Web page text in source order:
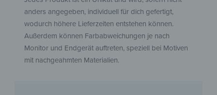
anders angegeben, individuell für dich gefertigt,
wodurch höhere Lieferzeiten entstehen können.
Außerdem können Farbabweichungen je nach
Monitor und Endgerät auftreten, speziell bei Motiven
mit nachgeahmten Materialien.